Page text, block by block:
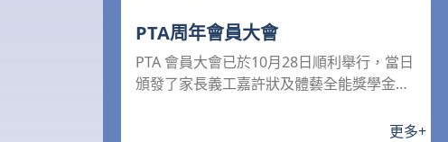
PTA周年會員大會
PTA 會員大會已於10月28日順利舉行，當日
頒發了家長義工嘉許狀及體藝全能獎學金給
更多+